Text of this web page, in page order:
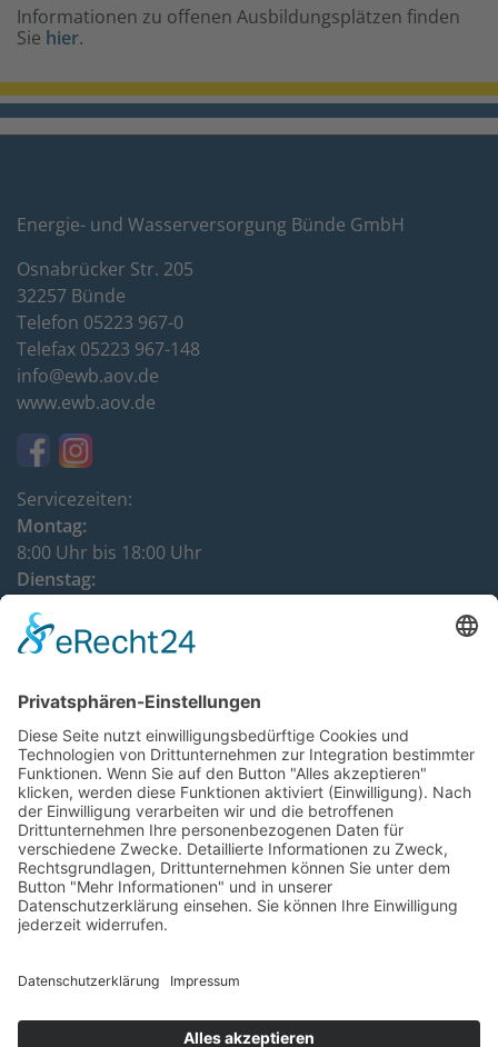
Informationen zu offenen Ausbildungsplätzen finden
Sie hier.
Energie- und Wasserversorgung Bünde GmbH
Osnabrücker Str. 205
32257 Bünde
Telefon 05223 967-0
Telefax 05223 967-148
info@ewb.aov.de
www.ewb.aov.de
Servicezeiten:
Montag:
8:00 Uhr bis 18:00 Uhr
Dienstag:
Mittwoch:
8:00 Uhr bis 12:00 Uhr
8:00 Uhr bis 16:30 Uhr
DATENSCHUTZHINWEISE
IMPRESSUM
BARRIEREFREIHEITSERKLÄRUNG
COOKIE-EINSTELLUNGEN